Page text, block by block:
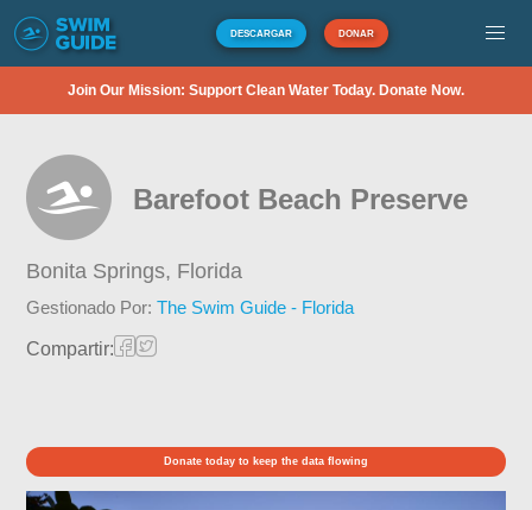
DESCARGAR DONAR
Join Our Mission: Support Clean Water Today. Donate Now.
Barefoot Beach Preserve
Bonita Springs, Florida
Gestionado Por:The Swim Guide - Florida
Compartir:
Donate today to keep the data flowing